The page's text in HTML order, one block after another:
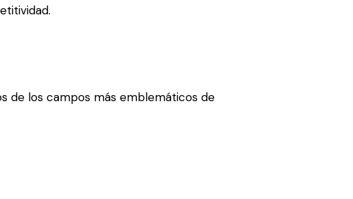
de los campos más emblemáticos de